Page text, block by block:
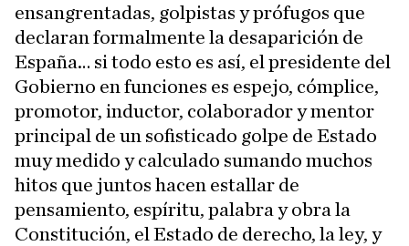
ensangrentadas, golpistas y prófugos que
declaran formalmente la desaparición de
España… si todo esto es así, el presidente del
Gobierno en funciones es espejo, cómplice,
promotor, inductor, colaborador y mentor
principal de un sofisticado golpe de Estado
muy medido y calculado sumando muchos
hitos que juntos hacen estallar de
pensamiento, espíritu, palabra y obra la
Constitución, el Estado de derecho, la ley, y